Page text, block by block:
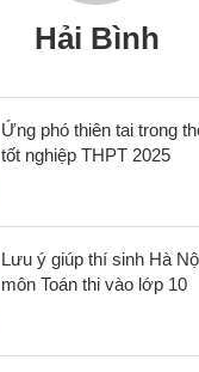
Hải Bình
Ứng phó thiên tai trong
tốt nghiệp THPT 2025
Lưu ý giúp thí sinh Hà
môn Toán thi vào lớp 10